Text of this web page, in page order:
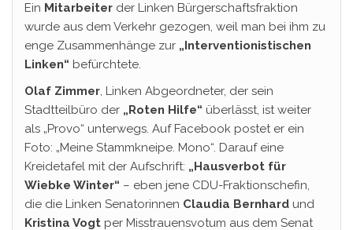
Ein Mitarbeiter der Linken Bürgerschaftsfraktion
wurde aus dem Verkehr gezogen, weil man bei ihm zu
enge Zusammenhänge zur „Interventionistischen
Linken“ befürchtete.
Olaf Zimmer, Linken Abgeordneter, der sein
Stadtteilbüro der „Roten Hilfe“ überlässt, ist weiter
als „Provo“ unterwegs. Auf Facebook postet er ein
Foto: „Meine Stammkneipe. Mono“. Darauf eine
Kreidetafel mit der Aufschrift: „Hausverbot für
Wiebke Winter“ – eben jene CDU-Fraktionschefin,
die die Linken Senatorinnen Claudia Bernhard und
Kristina Vogt per Misstrauensvotum aus dem Senat